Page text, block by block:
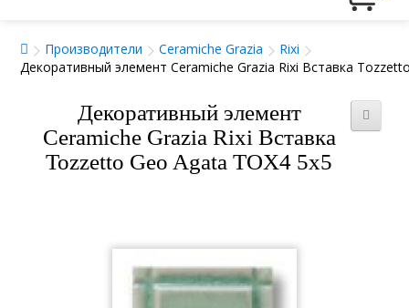
Производители Ceramiche Grazia
Rixi
Декоративный элемент Ceramiche Grazia Rixi Вставка
Декоративный элемент
Ceramiche Grazia Rixi Вставка
Tozzetto Geo Agata TOX4 5x5